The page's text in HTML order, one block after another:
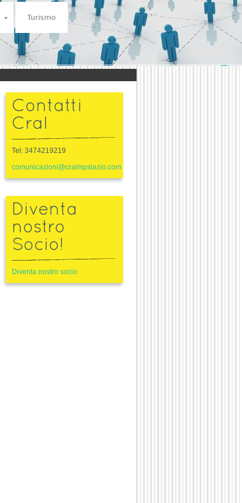
Turismo
Contatti
Cral
Tel: 3474219219
comunicazioni@cralmpslazio.com
Diventa
nostro
Socio!
Diventa nostro socio